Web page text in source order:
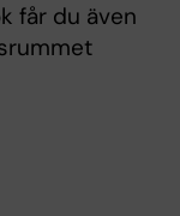
får du även